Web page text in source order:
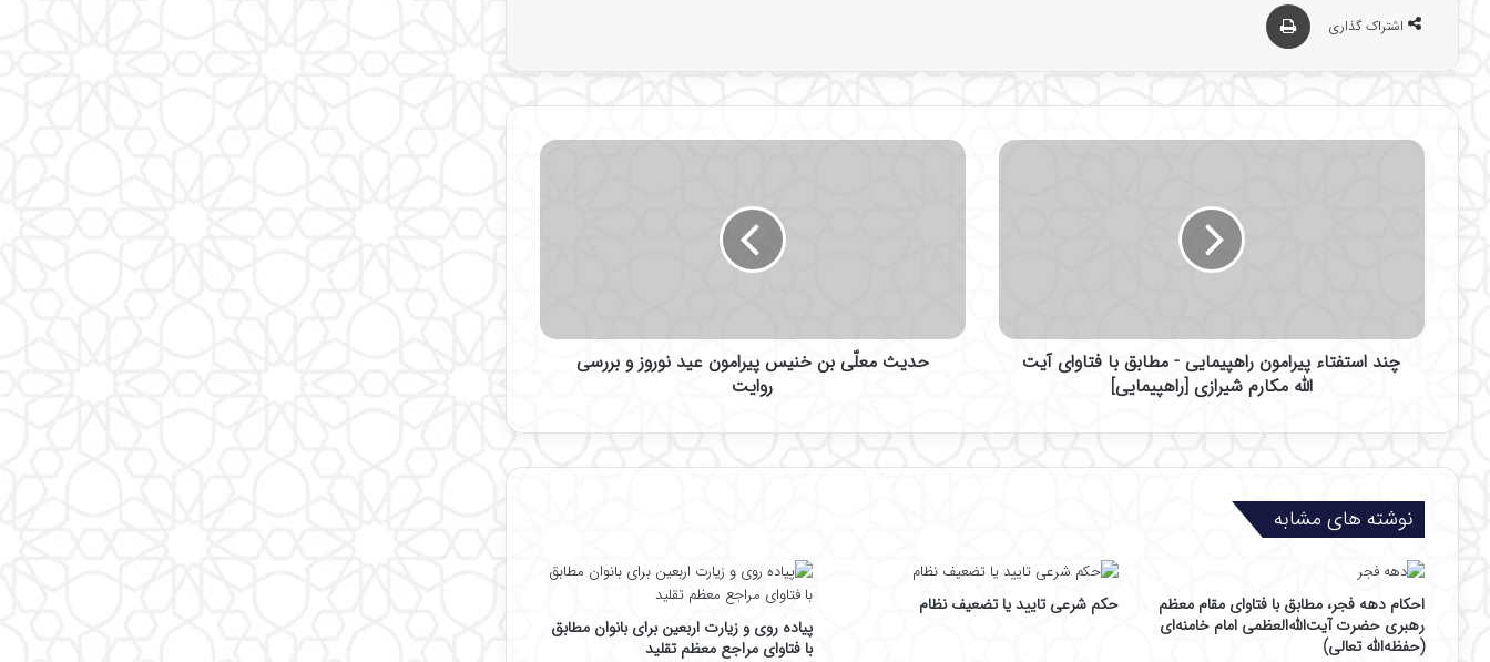
اشتراک گذاری
چ
ا
ر
و
ا
ه
ی
چند استفتاء پیرامون راهپیمایی - مطابق با فتاوای آیت
الله مکارم شیرازی [راهپیمایی]
ح
ب
ی
م
و
حدیث معلّی بن خنیس پیرامون عید نوروز و بررسی
روایت
نوشته های مشابه
احکام دهه فجر، مطابق با فتاوای مقام معظم
رهبری حضرت آیت‌الله‌العظمی امام خامنه‌ای
(حفظه‌الله تعالی)
حکم شرعی تایید یا تضعیف نظام
پیاده روی و زیارت اربعین برای بانوان مطابق
با فتاوای مراجع معظم تقلید